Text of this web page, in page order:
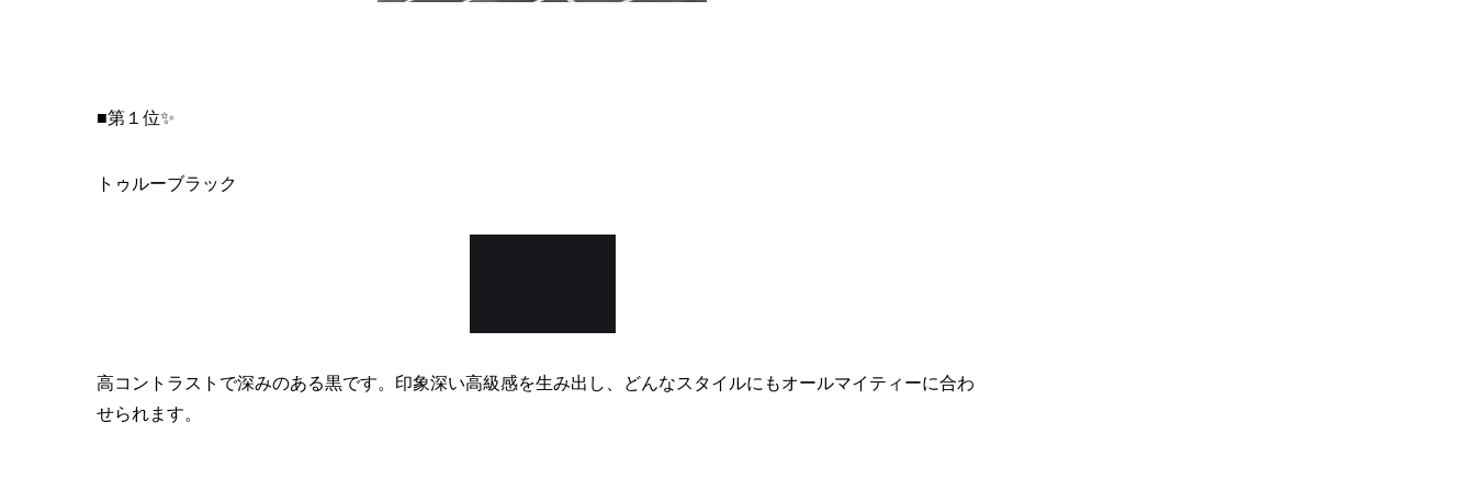
■第１位✨
トゥルーブラック
高コントラストで深みのある黒です。印象深い高級感を生み出し、どんなスタイルにもオールマイティーに合わ
せられます。